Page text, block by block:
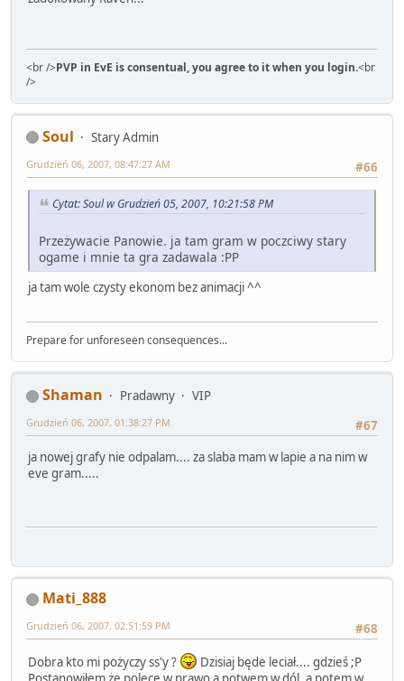
<br />PVP in EvE is consentual, you agree to it when you login.<br
/>
Soul
Stary Admin
#66
Grudzień 06, 2007, 08:47:27 AM
Cytat: Soul w Grudzień 05, 2007, 10:21:58 PM
Przeżywacie Panowie. ja tam gram w poczciwy stary
ogame i mnie ta gra zadawala :PP
ja tam wole czysty ekonom bez animacji ^^
Prepare for unforeseen consequences...
Shaman Pradawny
VIP
#67
Grudzień 06, 2007, 01:38:27 PM
ja nowej grafy nie odpalam.... za slaba mam w lapie a na nim w
eve gram.....
Mati_888
#68
Grudzień 06, 2007, 02:51:59 PM
Dobra kto mi pożyczy ss'y ?
Dzisiaj będe leciał.... gdzieś ;P